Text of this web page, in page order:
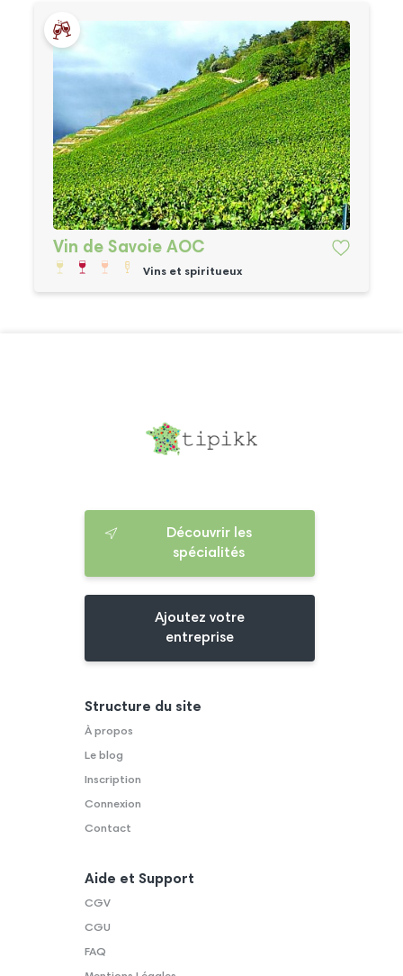
Vin de Savoie AOC
Vins et spiritueux
Découvrir les
spécialités
Ajoutez votre
entreprise
Structure du site
À propos
Le blog
Inscription
Connexion
Contact
Aide et Support
CGV
CGU
FAQ